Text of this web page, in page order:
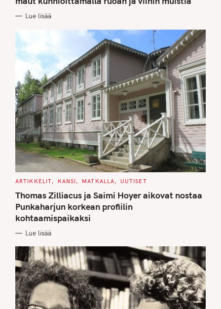
O
I
Lue lisää
C
T
E
G
O
R
I
S
ARTIKKELIT KANSI MATKALLA UUTISET
Thomas Zilliacus ja Saimi Hoyer aikovat nostaa
Punkaharjun korkean profiilin
kohtaamispaikaksi
Lue lisää